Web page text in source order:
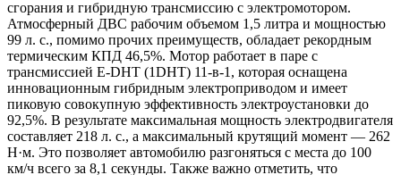
сгорания и гибридную трансмиссию с электромотором.
Атмосферный ДВС рабочим объемом 1,5 литра и мощностью
99 л. с., помимо прочих преимуществ, обладает рекордным
термическим КПД 46,5%. Мотор работает в паре с
трансмиссией E-DHT (1DHT) 11-в-1, которая оснащена
инновационным гибридным электроприводом и имеет
пиковую совокупную эффективность электроустановки до
92,5%. В результате максимальная мощность электродвигателя
составляет 218 л. с., а максимальный крутящий момент — 262
Н·м. Это позволяет автомобилю разгоняться с места до 100
км/ч всего за 8,1 секунды. Также важно отметить, что